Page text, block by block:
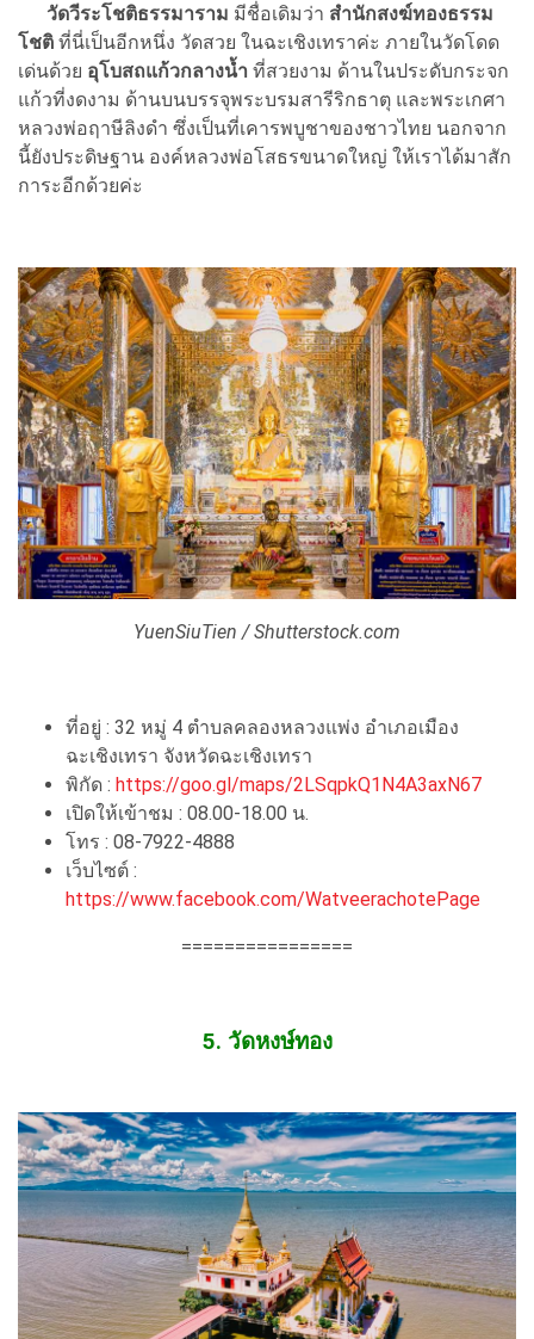
วัดวีระโชติธรรมาราม มีชื่อเดิมว่า สำนักสงฆ์ทองธรรม
โชติ ที่นี่เป็นอีกหนึ่ง วัดสวย ในฉะเชิงเทราค่ะ ภายในวัดโดด
เด่นด้วย อุโบสถแก้วกลางน้ำ ที่สวยงาม ด้านในประดับกระจก
แก้วที่งดงาม ด้านบนบรรจุพระบรมสารีริกธาตุ และพระเกศา
หลวงพ่อฤาษีลิงดำ ซึ่งเป็นที่เคารพบูชาของชาวไทย นอกจาก
นี้ยังประดิษฐาน องค์หลวงพ่อโสธรขนาดใหญ่ ให้เราได้มาสัก
การะอีกด้วยค่ะ
YuenSiuTien / Shutterstock.com
ที่อยู่ : 32 หมู่ 4 ตำบลคลองหลวงแพ่ง อำเภอเมือง
ฉะเชิงเทรา จังหวัดฉะเชิงเทรา
พิกัด : https://goo.gl/maps/2LSqpkQ1N4A3axN67
เปิดให้เข้าชม : 08.00-18.00 น.
โทร : 08-7922-4888
เว็บไซต์ :
https://www.facebook.com/WatveerachotePage
================
5. วัดหงษ์ทอง